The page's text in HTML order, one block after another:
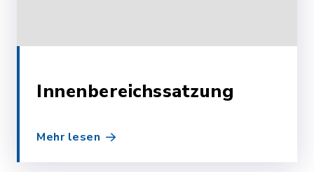
Innenbereichssatzung
Mehr lesen